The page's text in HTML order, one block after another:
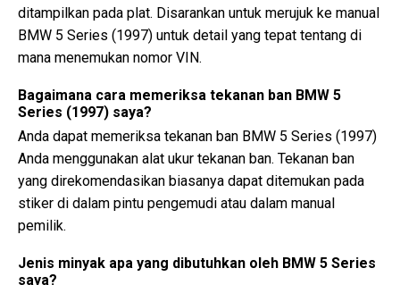
ditampilkan pada plat. Disarankan untuk merujuk ke manual
BMW 5 Series (1997) untuk detail yang tepat tentang di
mana menemukan nomor VIN.
Bagaimana cara memeriksa tekanan ban BMW 5
Series (1997) saya?
Anda dapat memeriksa tekanan ban BMW 5 Series (1997)
Anda menggunakan alat ukur tekanan ban. Tekanan ban
yang direkomendasikan biasanya dapat ditemukan pada
stiker di dalam pintu pengemudi atau dalam manual
pemilik.
Jenis minyak apa yang dibutuhkan oleh BMW 5 Series
saya?